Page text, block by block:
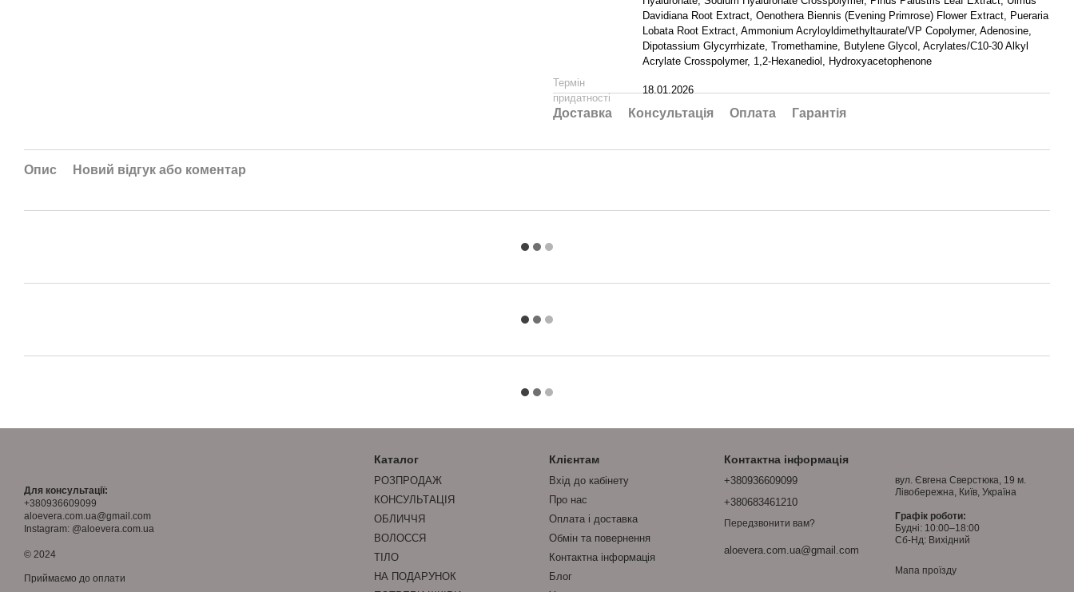
Davidiana Root Extract, Oenothera Biennis (Evening Primrose) Flower Extract, Pueraria
Lobata Root Extract, Ammonium Acryloyldimethyltaurate/VP Copolymer, Adenosine,
Dipotassium Glycyrrhizate, Tromethamine, Butylene Glycol, Acrylates/C10-30 Alkyl
Acrylate Crosspolymer, 1,2-Hexanediol, Hydroxyacetophenone
Термін
придатності
18.01.2026
Доставка Консультація Оплата Гарантія
Опис Новий відгук або коментар
Для консультації:
+380936609099
aloevera.com.ua@gmail.com
Instagram: @aloevera.com.ua
© 2024
Приймаємо до оплати
Каталог
РОЗПРОДАЖ
КОНСУЛЬТАЦІЯ
ОБЛИЧЧЯ
ВОЛОССЯ
ТІЛО
НА ПОДАРУНОК
Клієнтам
Вхід до кабінету
Про нас
Оплата і доставка
Обмін та повернення
Контактна інформація
Блог
Контактна інформація
+380936609099
+380683461210
Передзвонити вам?
aloevera.com.ua@gmail.com
вул. Євгена Сверстюка, 19 м.
Лівобережна, Київ, Україна
Графік роботи:
Будні: 10:00–18:00
Сб-Нд: Вихідний
Мапа проїзду